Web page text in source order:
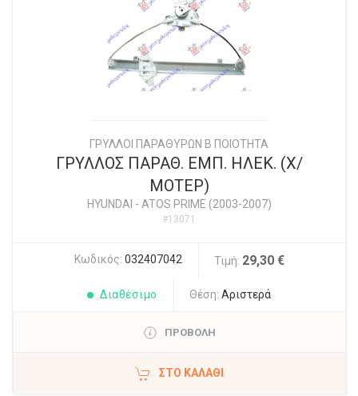
ΓΡΥΛΛΟΙ ΠΑΡΑΘΥΡΩΝ Β ΠΟΙΟΤΗΤΑ
ΓΡΥΛΛΟΣ ΠΑΡΑΘ. ΕΜΠ. ΗΛΕΚ. (Χ/
ΜΟΤΕΡ)
HYUNDAI - ATOS PRIME (2003-2007)
#13071
Κωδικός: 032407042 Τιμή: 29,30 €
Διαθέσιμο Θέση: Αριστερά
ΠΡΟΒΟΛΗ
ΣΤΟ ΚΑΛΆΘΙ